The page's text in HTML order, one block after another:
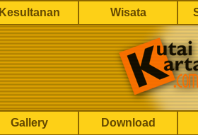
Kesultanan Wisata
Gallery Download